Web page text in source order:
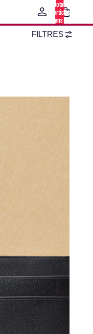
total
d’articles
dans le
FILTRES